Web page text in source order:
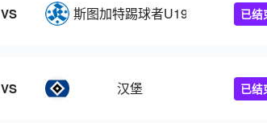
VS 斯图加特踢球者U19 已结
VS 汉堡 已结